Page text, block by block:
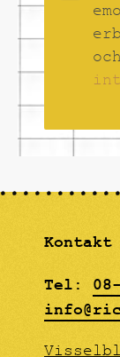
Kontakt
Tel: